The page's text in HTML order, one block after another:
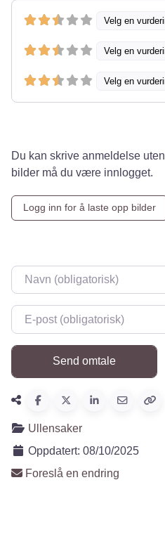
Velg en
Velg en
Velg en
Du kan skrive anmeldelse
bilder må du være innlogget.
Logg inn for å laste opp bilder
Navn
E-post
Ullensaker
Oppdatert: 08/10/2025
Foreslå en endring